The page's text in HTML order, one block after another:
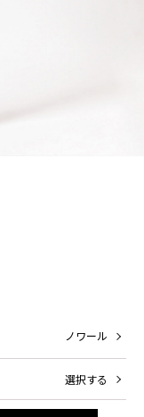
ノワール
選択する